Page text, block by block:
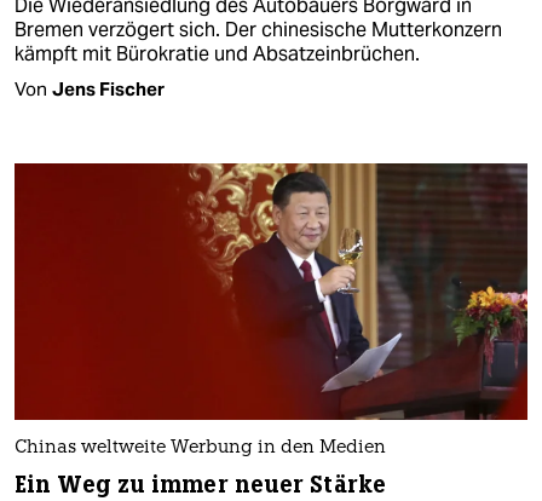
Bremen verzögert sich. Der chinesische Mutterkonzern
kämpft mit Bürokratie und Absatzeinbrüchen.
Von Jens Fischer
Chinas weltweite Werbung in den Medien
Ein Weg zu immer neuer Stärke